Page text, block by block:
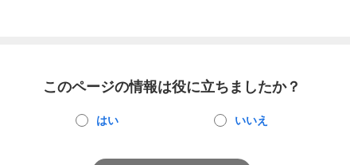
このページの情報は役に立ちましたか？
はい いいえ